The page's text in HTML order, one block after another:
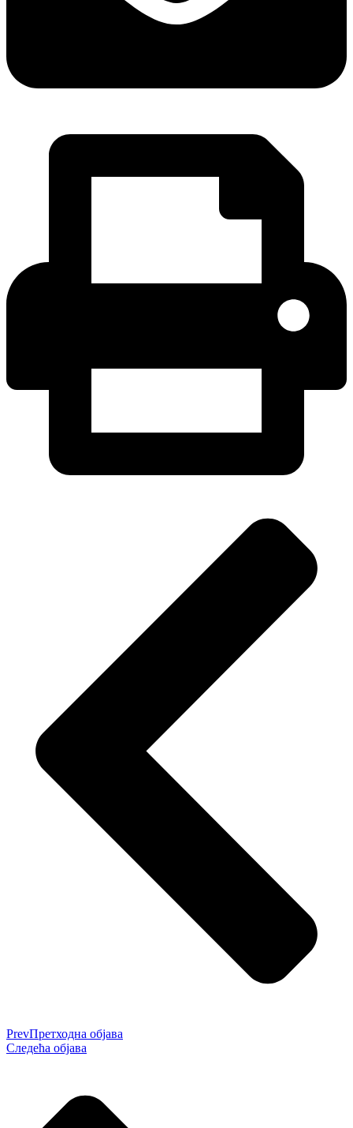
PrevПретходна објава
Следећа објава